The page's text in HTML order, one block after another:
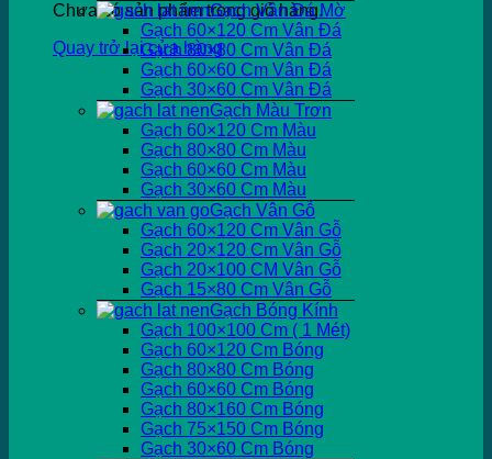
Chưa có sản phẩm trong giỏ hàng.
Quay trở lại cửa hàng
Gạch Vân Đá Mờ
Gạch 60×120 Cm Vân Đá
Gạch 80×80 Cm Vân Đá
Gạch 60×60 Cm Vân Đá
Gạch 30×60 Cm Vân Đá
Gạch Màu Trơn
Gạch 60×120 Cm Màu
Gạch 80×80 Cm Màu
Gạch 60×60 Cm Màu
Gạch 30×60 Cm Màu
Gạch Vân Gỗ
Gạch 60×120 Cm Vân Gỗ
Gạch 20×120 Cm Vân Gỗ
Gạch 20×100 CM Vân Gỗ
Gạch 15×80 Cm Vân Gỗ
Gạch Bóng Kính
Gạch 100×100 Cm ( 1 Mét)
Gạch 60×120 Cm Bóng
Gạch 80×80 Cm Bóng
Gạch 60×60 Cm Bóng
Gạch 80×160 Cm Bóng
Gạch 75×150 Cm Bóng
Gạch 30×60 Cm Bóng